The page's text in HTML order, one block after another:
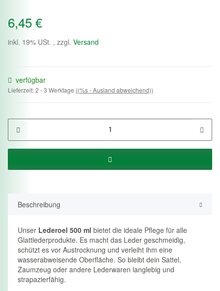
6,45 €
inkl. 19% USt. , zzgl. Versand
verfügbar
Lieferzeit:2 - 3 Werktage ((%s - Ausland abweichend))
Beschreibung
Unser Lederoel 500 ml bietet die ideale Pflege für alle
Glattlederprodukte. Es macht das Leder geschmeidig,
schützt es vor Austrocknung und verleiht ihm eine
wasserabweisende Oberfläche. So bleibt dein Sattel,
Zaumzeug oder andere Lederwaren langlebig und
strapazierfähig.